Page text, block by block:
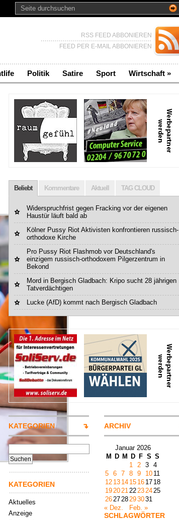
RSS FEED ABBONIEREN
FEED PER E-MAIL ABBONIEREN
Politik Satire Sport Wirtschaft »
Beliebt Kommentare Aktuell TAG CLOUD
Widerspruchfrist gegen Fracking vor der eigenen
Haustür läuft bald ab
Kölner Pussy Riot Aktivisten konfrontieren russisch-
orthodoxe Kirche
Pro Pussy Riot Flashmob vor Deutschland's
einzigem russisch-orthodoxem Pilgerzentrum in
Bekond
Mord in Bergisch Gladbach: Kripo sucht 28 jährigen
Tatverdächtigen
Lucke (AfD) kommt nach Bergisch Gladbach
KATEGORIEN
Suchen
nach:
KATEGORIEN
Aktuelles
Anzeige
ARCHIV
Januar 2026
M
D M D F S S
1 2 3 4
5 6 7 8 9 10 11
12 13 14 15 16 17 18
19202122232425
262728293031
« Dez.
Feb. »
SCHLAGWÖRTER